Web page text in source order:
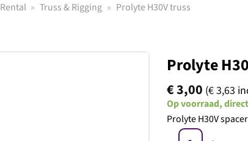
» Truss & Rigging » Prolyte H30V truss
Prolyte
€3,00 (€3,63
Op voorraad,
Prolyte H30V